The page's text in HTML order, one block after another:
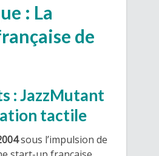
: La
de
: JazzMutant
tactile
sous l’impulsion de